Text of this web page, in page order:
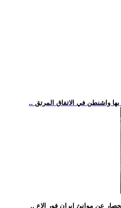
واشنطن في الاتفاق المرتق
عن موانئ إيران فور الإع